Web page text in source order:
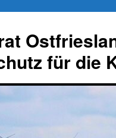
für die